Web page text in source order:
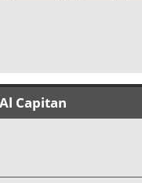
Capitan